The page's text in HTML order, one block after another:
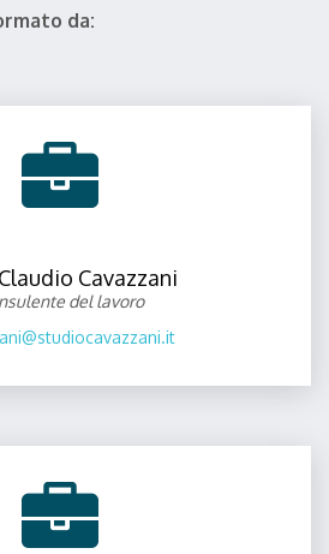
da:
Cavazzani
del lavoro